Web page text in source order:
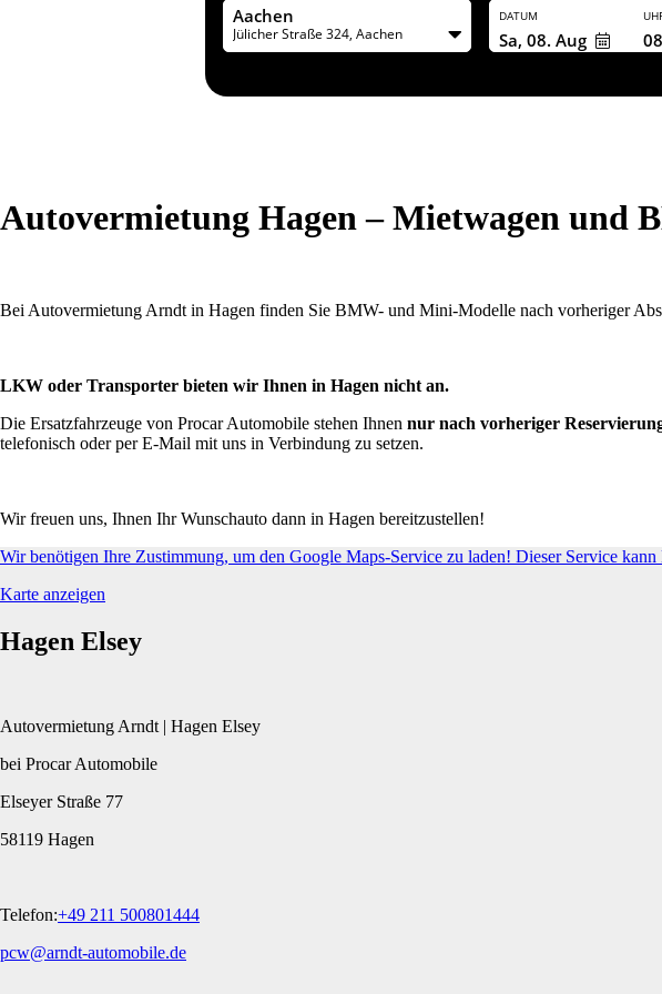
Aachen
Jülicher Straße 324, Aachen
DATUM
Sa, 08. Aug
Autovermietung Hagen – Mietwagen und
Bei Autovermietung Arndt in Hagen finden Sie BMW- und Mini-Modelle nach vorheriger
LKW oder Transporter bieten wir Ihnen in Hagen nicht an.
Die Ersatzfahrzeuge von Procar Automobile stehen Ihnen nur nach vorheriger
telefonisch oder per E-Mail mit uns in Verbindung zu setzen.
Wir freuen uns, Ihnen Ihr Wunschauto dann in Hagen bereitzustellen!
Wir benötigen Ihre Zustimmung, um den Google Maps-Service zu laden! Dieser Service
Karte anzeigen
Hagen Elsey
Autovermietung Arndt | Hagen Elsey
bei Procar Automobile
Elseyer Straße 77
58119 Hagen
Telefon:+49 211 500801444
pcw@arndt-automobile.de